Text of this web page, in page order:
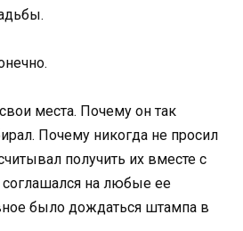
места. Почему он так
Почему никогда не просил
получить их вместе с
на любые ее
было дождаться штампа в